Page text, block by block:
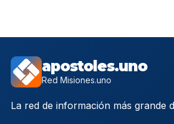
apostoles.uno
Red Misiones.uno
La red de información más grande